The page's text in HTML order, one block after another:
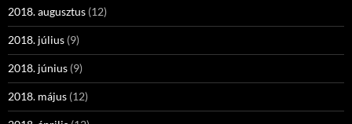
2018. augusztus (12)
2018. július (9)
2018. június (9)
2018. május (12)